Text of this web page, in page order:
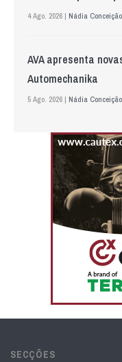
4 Ago. 2026 | Nádia Conceição
AVA apresenta
Automechanika
5 Ago. 2026 | Nádia Conceição
SECÇÕES